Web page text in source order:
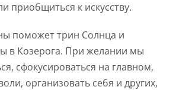
приобщиться к искусству.
поможет трин Солнца и
в Козерога. При желании мы
сфокусироваться на главном,
организовать себя и других,